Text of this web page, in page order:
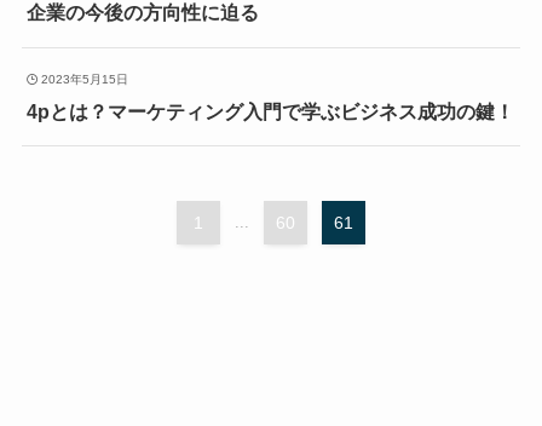
企業の今後の方向性に迫る
2023年5月15日
4pとは？マーケティング入門で学ぶビジネス成功の鍵！
1 60 61